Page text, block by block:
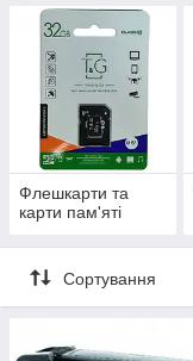
Флешкарти та
карти пам'яті
Сортування